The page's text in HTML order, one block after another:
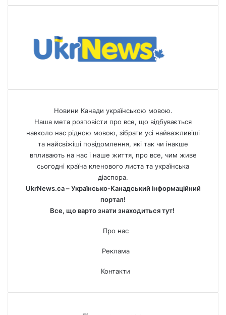
Новини Канади українською мовою.
Наша мета розповісти про все, що відбувається
навколо нас рідною мовою, зібрати усі найважливіші
та найсвіжіші повідомлення, які так чи інакше
впливають на нас і наше життя, про все, чим живе
сьогодні країна кленового листа та українська
діаспора.
UkrNews.ca – Українсько-Канадський інформаційний
портал!
Все, що варто знати знаходиться тут!
Про нас
Реклама
Контакти